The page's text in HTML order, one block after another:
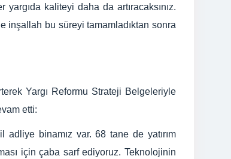
kaliteyi daha da artıracaksınız.
inşallah bu süreyi tamamladıktan sonra
Yargı Reformu Strateji Belgeleriyle
etti:
binamız var. 68 tane de yatırım
için çaba sarf ediyoruz. Teknolojinin